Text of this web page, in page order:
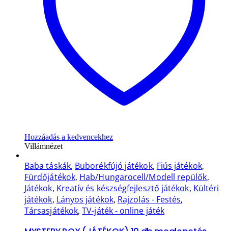
Hozzáadás a kedvencekhez
Villámnézet
Baba táskák, Buborékfújó játékok, Fiús játékok,
Fürdőjátékok, Hab/Hungarocell/Modell repülők,
Játékok, Kreatív és készségfejlesztő játékok, Kültéri
játékok, Lányos játékok, Rajzolás - Festés,
Társasjátékok,TV-játék - online játék